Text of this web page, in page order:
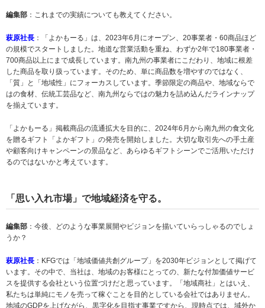
編集部 ：これまでの実績についても教えてください。
萩原社長 ：「よかもーる」は、2023年6月にオープン、20事業者・60商品ほど
の規模でスタートしました。地道な営業活動を重ね、わずか2年で180事業者・
700商品以上にまで成長しています。南九州の事業者にこだわり、地域に根差
した商品を取り扱っています。そのため、単に商品数を増やすのではなく、
「質」と「地域性」にフォーカスしています。季節限定の商品や、地域ならで
はの食材、伝統工芸品など、南九州ならではの魅力を詰め込んだラインナップ
を揃えています。
「よかもーる」掲載商品の流通拡大を目的に、2024年6月から南九州の食文化
を贈るギフト「よかギフト」の発売を開始しました。大切な取引先への手土産
や顧客向けキャンペーンの景品など、あらゆるギフトシーンでご活用いただけ
るのではないかと考えています。
「思い入れ市場」で地域経済を守る。
編集部 ：今後、どのような事業展開やビジョンを描いていらっしゃるのでしょ
うか？
萩原社長 ：KFGでは「地域価値共創グループ」を2030年ビジョンとして掲げて
います。その中で、当社は、地域のお客様にとっての、新たな付加価値サービ
スを提供する会社という位置づけだと思っています。「地域商社」とはいえ、
私たちは単純にモノを売って稼ぐことを目的としている会社ではありません。
地域のGDPを上げながら、黒字化を目指す事業ですから、現時点では、域外か